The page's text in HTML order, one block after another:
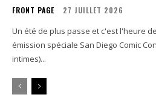
FRONT PAGE 27 JUILLET 2026
Un été de plus passe et c'est l'heure
émission spéciale San Diego Comic
intimes)...